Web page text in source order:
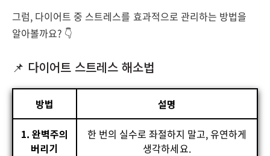
그럼, 다이어트 중 스트레스를 효과적으로 관리하는 방법을
알아볼까요? 👇
📌 다이어트 스트레스 해소법
방법 설명
1. 완벽주의
버리기
한 번의 실수로 좌절하지 말고, 유연하게
생각하세요.